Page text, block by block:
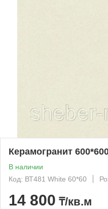
Керамогранит
В наличии
Код: ВТ481 White 60*60
14 800 ₸/кв.м